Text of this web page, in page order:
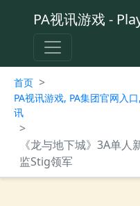
PA视讯游戏 -
首页 >
PA视讯游戏, PA集团官网入
讯
>
《龙与地下城》3A单
监Stig领军